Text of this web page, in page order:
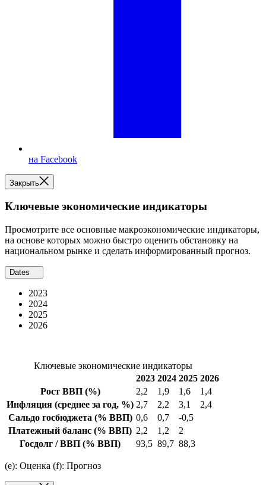
на Facebook
Закрыть
Ключевые экономические индикаторы
Просмотрите все основные макроэкономические индикаторы,
на основе которых можно быстро оценить обстановку на
национальном рынке и сделать информированный прогноз.
Dates
2023
2024
2025
2026
Ключевые экономические индикаторы
2023 2024 2025 2026
Рост ВВП (%) 2,2 1,9 1,6
1,4
Инфляция (среднее за год, %) 2,7 2,2 3,1
2,4
Сальдо госбюджета (% ВВП) 0,6 0,7
-0,5
Платежный баланс (% ВВП) 2,2 1,2
2
Госдолг / ВВП (% ВВП) 93,5 89,7 88,3
(e): Оценка (f): Прогноз